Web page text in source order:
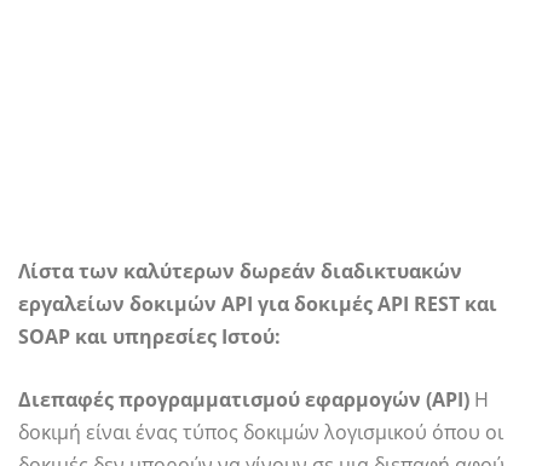
Λίστα των καλύτερων δωρεάν διαδικτυακών
εργαλείων δοκιμών API για δοκιμές API REST και
SOAP και υπηρεσίες Ιστού:
Διεπαφές προγραμματισμού εφαρμογών (API) Η
δοκιμή είναι ένας τύπος δοκιμών λογισμικού όπου οι